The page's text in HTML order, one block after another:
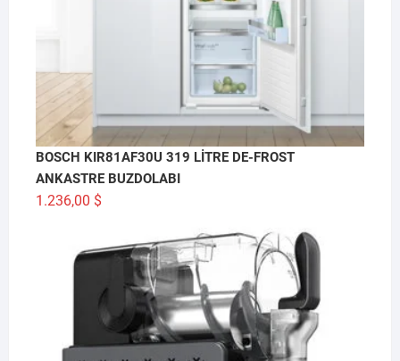
BOSCH KIR81AF30U 319 LİTRE DE-FROST
ANKASTRE BUZDOLABI
1.236,00 $